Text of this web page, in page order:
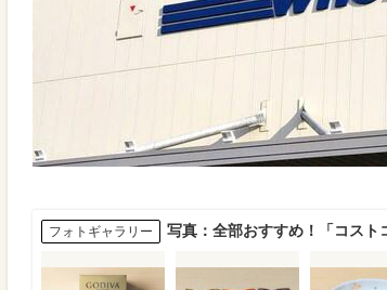
フォトギャラリー 写真：全部おすすめ！「コスト